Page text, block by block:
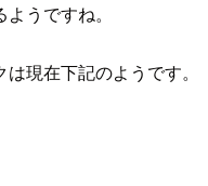
うですね。
現在下記のようです。